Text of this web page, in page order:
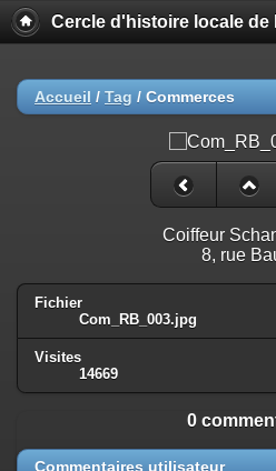
Cercle d'histoire locale de
Accueil / Tag / Commerces
Coiffeur
8, rue
Fichier
Com_RB_003.jpg
Visites
14669
0
Commentaires utilisateur